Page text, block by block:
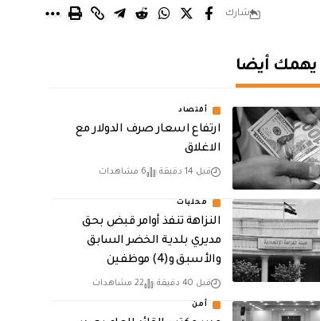
شارك
يهمك أيضا
أقتصاد
ارتفاع اسعار صرف الدولار مع
الاغلاق
قبل 14 دقيقة 6 مشاهدات
محليات
النزاهة تنفذ أوامر قبض بحق
مديري بلدية الخضر السابق
والأسبق و(4) موظفين
قبل 40 دقيقة 22 مشاهدات
أمن